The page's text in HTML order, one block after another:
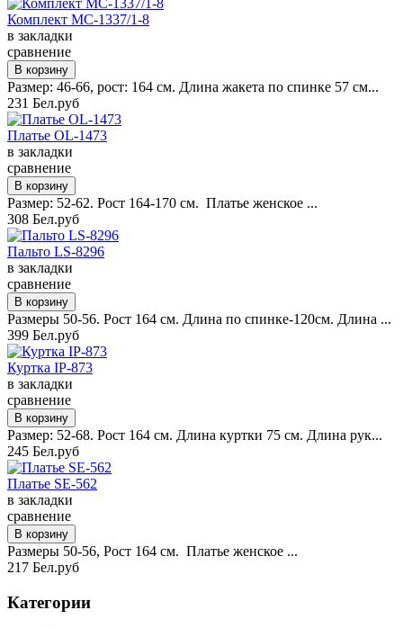
Комплект MC-1337/1-8
в закладки
сравнение
Размер: 46-66, рост: 164 см. Длина жакета по спинке 57 см...
231 Бел.руб
Платье OL-1473
в закладки
сравнение
Размер: 52-62. Рост 164-170 см. Платье женское ...
308 Бел.руб
Пальто LS-8296
в закладки
сравнение
Размеры 50-56. Рост 164 см. Длина по спинке-120см. Длина ...
399 Бел.руб
Куртка IP-873
в закладки
сравнение
Размер: 52-68. Рост 164 см. Длина куртки 75 см. Длина рук...
245 Бел.руб
Платье SE-562
в закладки
сравнение
Размеры 50-56, Рост 164 см. Платье женское ...
217 Бел.руб
Категории